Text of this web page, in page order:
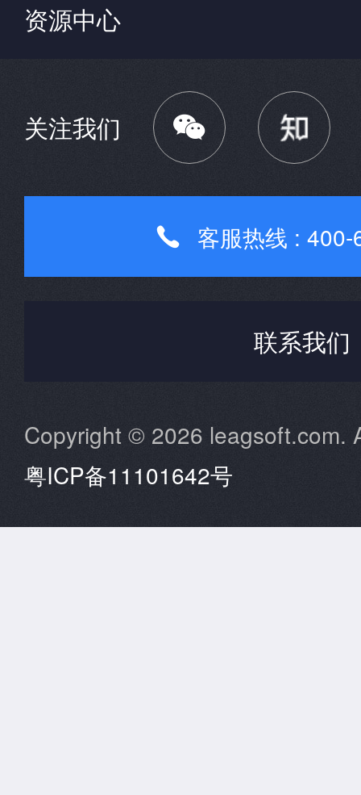
资源中心
关注我们 
 客服热线 :
联系我们
Copyright © 2026 leagsoft.com.
粤ICP备11101642号